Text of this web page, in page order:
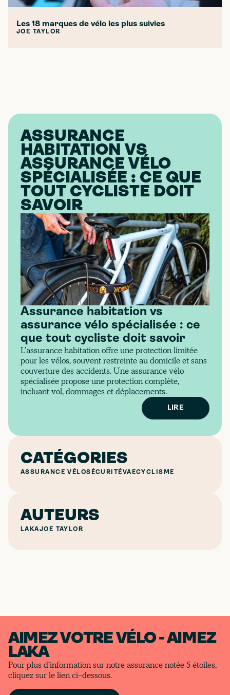
Les 18 marques de vélo les plus suivies
JOE TAYLOR
ASSURANCE
HABITATION VS
ASSURANCE VÉLO
SPÉCIALISÉE : CE QUE
TOUT CYCLISTE DOIT
SAVOIR
Assurance habitation vs
assurance vélo spécialisée : ce
que tout cycliste doit savoir
L’assurance habitation offre une protection limitée
pour les vélos, souvent restreinte au domicile et sans
couverture des accidents. Une assurance vélo
spécialisée propose une protection complète,
incluant vol, dommages et déplacements.
LIRE
CATÉGORIES
ASSURANCE VÉLOSÉCURITÉVAECYCLISME
AUTEURS
LAKAJOE TAYLOR
AIMEZ VOTRE VÉLO - AIMEZ
LAKA
Pour plus d'information sur notre assurance notée 5 étoiles,
cliquez sur le lien ci-dessous.